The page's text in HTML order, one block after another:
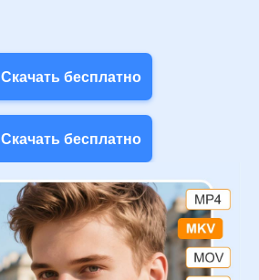
Скачать бесплатно
Скачать бесплатно